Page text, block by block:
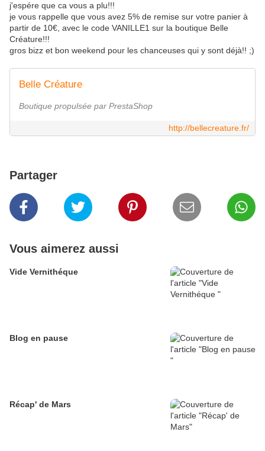
j'espére que ca vous a plu!!!
je vous rappelle que vous avez 5% de remise sur votre panier à
partir de 10€, avec le code VANILLE1 sur la boutique Belle
Créature!!!
gros bizz et bon weekend pour les chanceuses qui y sont déjà!! ;)
Belle Créature
Boutique propulsée par PrestaShop
http://bellecreature.fr/
Partager
Vous aimerez aussi
Vide Vernithéque
Blog en pause
Récap' de Mars